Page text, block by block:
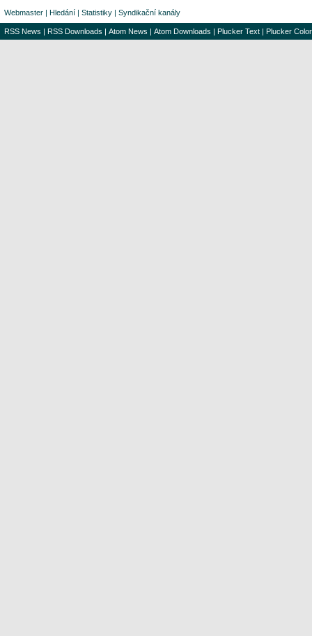
Webmaster | Hledání | Statistiky | Syndikační kanály
RSS News | RSS Downloads | Atom News | Atom Downloads | Plucker Text | Plucker Color